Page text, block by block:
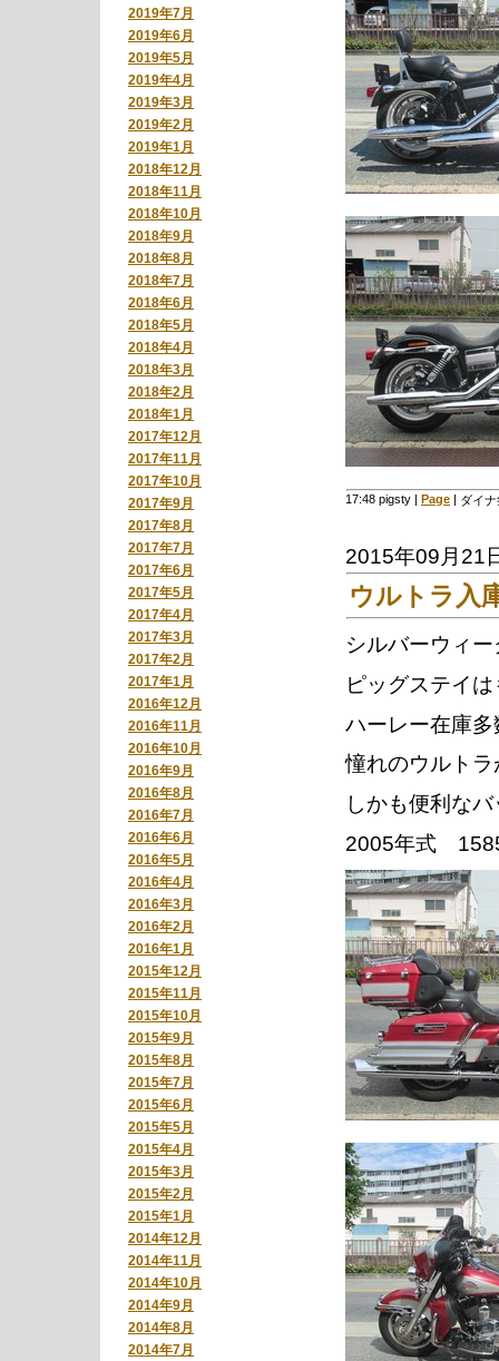
2019年7月
2019年6月
2019年5月
2019年4月
2019年3月
2019年2月
2019年1月
2018年12月
2018年11月
2018年10月
2018年9月
2018年8月
2018年7月
2018年6月
2018年5月
2018年4月
2018年3月
2018年2月
2018年1月
2017年12月
2017年11月
2017年10月
2017年9月
2017年8月
2017年7月
2017年6月
2017年5月
2017年4月
2017年3月
2017年2月
2017年1月
2016年12月
2016年11月
2016年10月
2016年9月
2016年8月
2016年7月
2016年6月
2016年5月
2016年4月
2016年3月
2016年2月
2016年1月
2015年12月
2015年11月
2015年10月
2015年9月
2015年8月
2015年7月
2015年6月
2015年5月
2015年4月
2015年3月
2015年2月
2015年1月
2014年12月
2014年11月
2014年10月
2014年9月
2014年8月
2014年7月
17:48 pigsty | Page | ダイ
2015年09月21
ウルトラ入
シルバーウィ
ピッグステイ
ハーレー在庫
憧れのウルト
しかも便利な
2005年式